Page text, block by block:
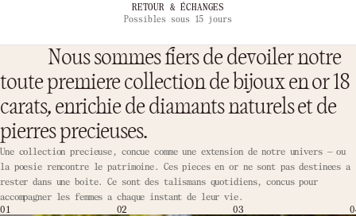
SAVOIR-FAIRE
Confectionné avec amour
Nous sommes fiers de devoiler notre
toute premiere collection de bijoux en or 18
carats, enrichie de diamants naturels et de
pierres precieuses.
Une collection precieuse, concue comme une extension de notre univers — ou
la poesie rencontre le patrimoine. Ces pieces en or ne sont pas destinees a
rester dans une boite. Ce sont des talismans quotidiens, concus pour
accompagner les femmes a chaque instant de leur vie.
01
02 03